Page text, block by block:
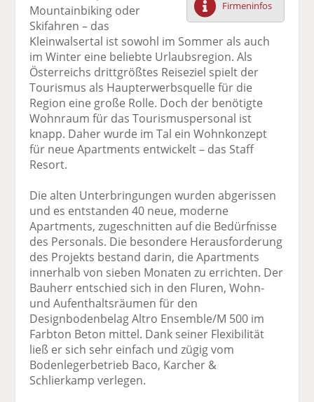
F
ac
e
b
o
o
k
te
il
e
tt
er
n
Li
n
k
e
di
n
te
il
e
n
E
m
ai
v
se
d
ck
e
Firmeninfos
Mountainbiking oder
Skifahren – das
Kleinwalsertal ist sowohl im Sommer als auch
im Winter eine beliebte Urlaubsregion. Als
Österreichs drittgrößtes Reiseziel spielt der
Tourismus als Haupterwerbsquelle für die
Region eine große Rolle. Doch der benötigte
Wohnraum für das Tourismuspersonal ist
knapp. Daher wurde im Tal ein Wohnkonzept
für neue Apartments entwickelt – das Staff
Resort.
Die alten Unterbringungen wurden abgerissen
und es entstanden 40 neue, moderne
Apartments, zugeschnitten auf die Bedürfnisse
des Personals. Die besondere Herausforderung
des Projekts bestand darin, die Apartments
innerhalb von sieben Monaten zu errichten. Der
Bauherr entschied sich in den Fluren, Wohn-
und Aufenthaltsräumen für den
Designbodenbelag Altro Ensemble/M 500 im
Farbton Beton mittel. Dank seiner Flexibilität
ließ er sich sehr einfach und zügig vom
Bodenlegerbetrieb Baco, Karcher &
Schlierkamp verlegen.